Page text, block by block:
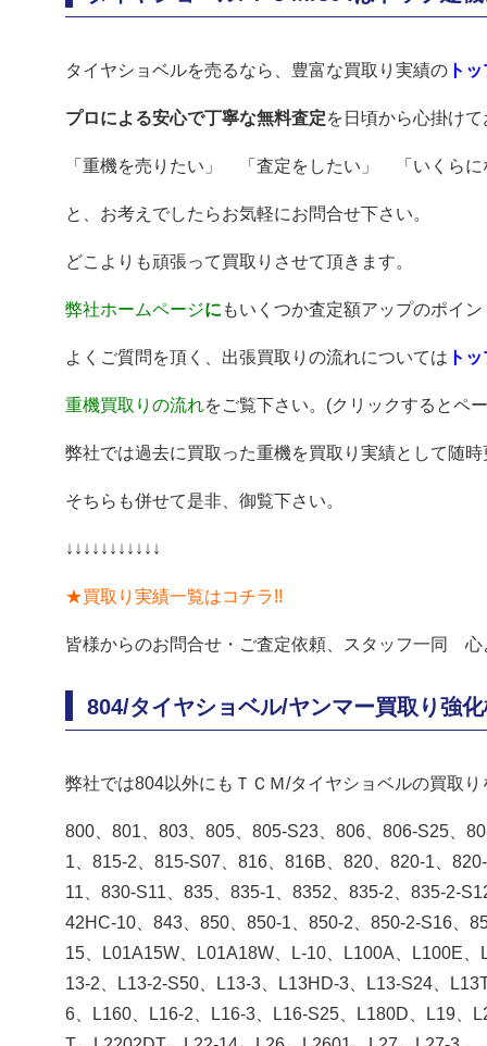
タイヤショベルを売るなら、豊富な買取り実績の ト
プロによる安心で丁寧な無料査定を日頃から心掛け
「重機を売りたい」 「査定をしたい」 「いくらに
と、お考えでしたらお気軽にお問合せ下さい。
どこよりも頑張って買取りさせて頂きます。
弊社ホームページに もいくつか査定額アップのポイ
よくご質問を頂く、出張買取りの流れについては ト
重機買取りの流れをご覧下さい。(クリックするとペ
弊社では過去に買取った重機を買取り実績として随
そちらも併せて是非、御覧下さい。
↓↓↓↓↓↓↓↓↓↓↓
★買取り実績一覧はコチラ!!
皆様からのお問合せ・ご査定依頼、スタッフ一同 心
804/タイヤショベル/ヤンマー買取り強
弊社では804以外にもＴＣＭ/タイヤショベルの買取
800、801、803、805、805-S23、806、806-S25、
1、815-2、815-S07、816、816B、820、820-1、
11、830-S11、835、835-1、8352、835-2、835-2-
42HC-10、843、850、850-1、850-2、850-2-S16、
15、L01A15W、L01A18W、L-10、L100A、L100E
13-2、L13-2-S50、L13-3、L13HD-3、L13-S24、
6、L160、L16-2、L16-3、L16-S25、L180D、L19、